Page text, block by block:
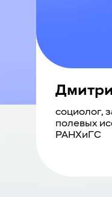
социолог,
полевых
РАНХиГС